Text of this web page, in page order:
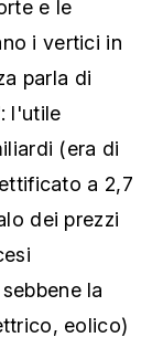
e le
i vertici in
parla di
l'utile
(era di
a 2,7
dei prezzi
la
eolico)